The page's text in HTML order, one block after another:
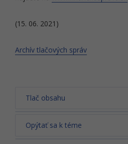
(15. 06. 2021)
Archív tlačových správ
Tlač obsahu
Opýtať sa k téme